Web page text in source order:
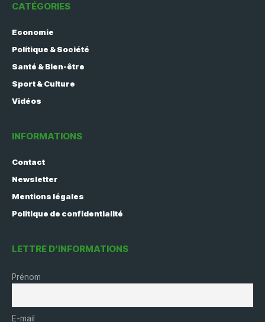
CATÉGORIES
Economie
Politique & Société
Santé & Bien-être
Sport & Culture
Vidéos
INFORMATIONS
Contact
Newsletter
Mentions légales
Politique de confidentialité
LETTRE D’INFORMATIONS
Prénom
E-mail